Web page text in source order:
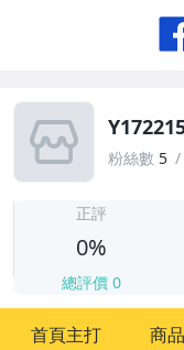
粉絲數 5
正評
0%
總評價 0
首頁主打 商